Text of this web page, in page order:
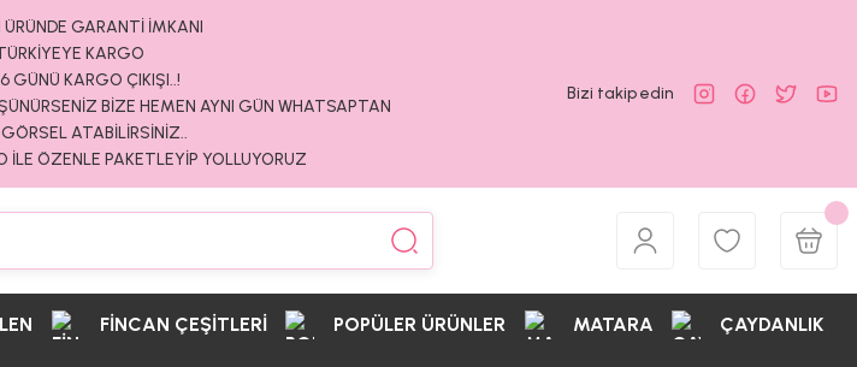
ÜRÜNDE GARANTİ İMKANI
KARGO
GÜNÜ KARGO ÇIKIŞI..!
BİZE HEMEN AYNI GÜN WHATSAPTAN
ATABİLİRSİNİZ..
İLE ÖZENLE PAKETLEYİP YOLLUYORUZ
Bizi takip edin
FİNCAN ÇEŞİTLERİ POPÜLER ÜRÜNLER MATARA ÇAYDANLIK